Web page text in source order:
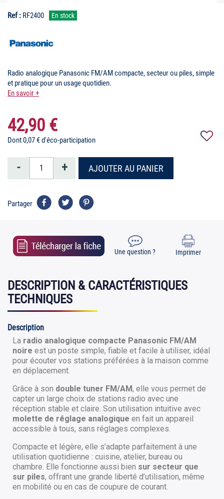
Ref : RF2400 En stock
Radio analogique Panasonic FM/AM compacte, secteur ou piles, simple
et pratique pour un usage quotidien.
En savoir +
42,90 €
Dont 0,07 € d'éco-participation
- + AJOUTER AU PANIER
Partager
Une question ? Imprimer
DESCRIPTION & CARACTÉRISTIQUES
TECHNIQUES
Description
La radio analogique compacte Panasonic FM/AM
noire est un poste simple, fiable et facile à utiliser, idéal
pour écouter vos stations préférées à la maison comme
en déplacement.
Grâce à son double tuner FM/AM, elle vous permet de
capter un large choix de stations radio avec une
réception stable et claire. Son utilisation intuitive avec
molette de réglage analogique en fait un appareil
accessible à tous, sans réglages complexes.
Compacte et légère, elle s’adapte parfaitement à une
utilisation quotidienne : cuisine, atelier, bureau ou
chambre. Elle fonctionne aussi bien sur secteur que
sur piles, offrant une grande liberté d’utilisation, même
en mobilité ou en cas de coupure de courant.